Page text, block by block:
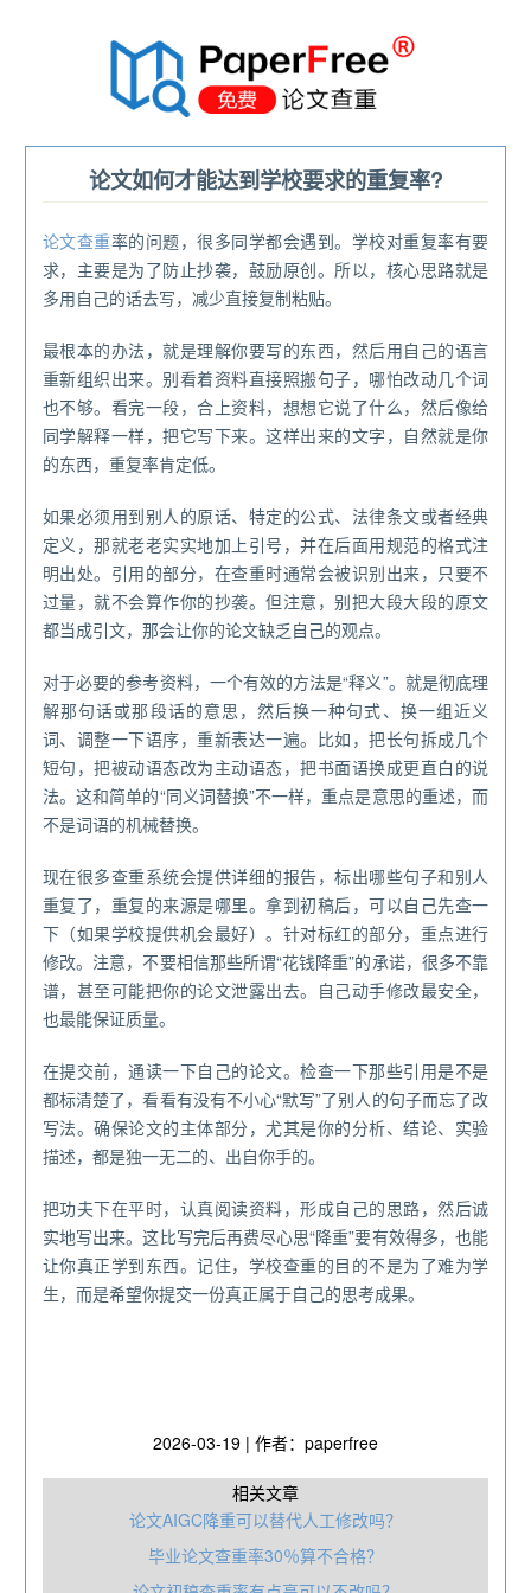
论文如何才能达到学校要求的重复率?
论文查重率的问题，很多同学都会遇到。学校对重复率有要
求，主要是为了防止抄袭，鼓励原创。所以，核心思路就是
多用自己的话去写，减少直接复制粘贴。
最根本的办法，就是理解你要写的东西，然后用自己的语言
重新组织出来。别看着资料直接照搬句子，哪怕改动几个词
也不够。看完一段，合上资料，想想它说了什么，然后像给
同学解释一样，把它写下来。这样出来的文字，自然就是你
的东西，重复率肯定低。
如果必须用到别人的原话、特定的公式、法律条文或者经典
定义，那就老老实实地加上引号，并在后面用规范的格式注
明出处。引用的部分，在查重时通常会被识别出来，只要不
过量，就不会算作你的抄袭。但注意，别把大段大段的原文
都当成引文，那会让你的论文缺乏自己的观点。
对于必要的参考资料，一个有效的方法是“释义”。就是彻底理
解那句话或那段话的意思，然后换一种句式、换一组近义
词、调整一下语序，重新表达一遍。比如，把长句拆成几个
短句，把被动语态改为主动语态，把书面语换成更直白的说
法。这和简单的“同义词替换”不一样，重点是意思的重述，而
不是词语的机械替换。
现在很多查重系统会提供详细的报告，标出哪些句子和别人
重复了，重复的来源是哪里。拿到初稿后，可以自己先查一
下（如果学校提供机会最好）。针对标红的部分，重点进行
修改。注意，不要相信那些所谓“花钱降重”的承诺，很多不靠
谱，甚至可能把你的论文泄露出去。自己动手修改最安全，
也最能保证质量。
在提交前，通读一下自己的论文。检查一下那些引用是不是
都标清楚了，看看有没有不小心“默写”了别人的句子而忘了改
写法。确保论文的主体部分，尤其是你的分析、结论、实验
描述，都是独一无二的、出自你手的。
把功夫下在平时，认真阅读资料，形成自己的思路，然后诚
实地写出来。这比写完后再费尽心思“降重”要有效得多，也能
让你真正学到东西。记住，学校查重的目的不是为了难为学
生，而是希望你提交一份真正属于自己的思考成果。
2026-03-19 | 作者：paperfree
相关文章
论文AIGC降重可以替代人工修改吗？
毕业论文查重率30％算不合格？